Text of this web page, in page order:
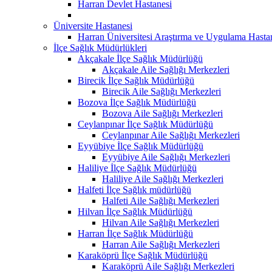
Harran Devlet Hastanesi
Üniversite Hastanesi
Harran Üniversitesi Araştırma ve Uygulama
İlçe Sağlık Müdürlükleri
Akçakale İlçe Sağlık Müdürlüğü
Akçakale Aile Sağlığı Merkezleri
Birecik İlçe Sağlık Müdürlüğü
Birecik Aile Sağlığı Merkezleri
Bozova İlçe Sağlık Müdürlüğü
Bozova Aile Sağlığı Merkezleri
Ceylanpınar İlçe Sağlık Müdürlüğü
Ceylanpınar Aile Sağlığı Merkezleri
Eyyübiye İlçe Sağlık Müdürlüğü
Eyyübiye Aile Sağlığı Merkezleri
Haliliye İlçe Sağlık Müdürlüğü
Haliliye Aile Sağlığı Merkezleri
Halfeti İlçe Sağlık müdürlüğü
Halfeti Aile Sağlığı Merkezleri
Hilvan İlçe Sağlık Müdürlüğü
Hilvan Aile Sağlığı Merkezleri
Harran İlçe Sağlık Müdürlüğü
Harran Aile Sağlığı Merkezleri
Karaköprü İlçe Sağlık Müdürlüğü
Karaköprü Aile Sağlığı Merkezleri